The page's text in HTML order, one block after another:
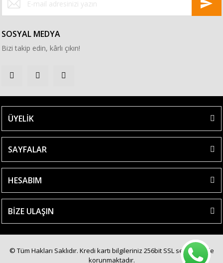
SOSYAL MEDYA
Bizi takip edin, kârlı çıkın!
ÜYELİK
SAYFALAR
HESABIM
BİZE ULAŞIN
© Tüm Hakları Saklıdır. Kredi kartı bilgileriniz 256bit SSL sertifikası ile
korunmaktadır.